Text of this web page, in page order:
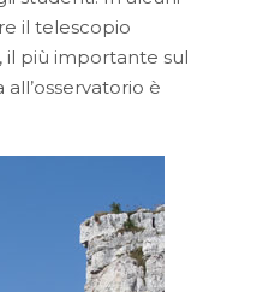
il telescopio
il più importante sul
all’osservatorio è